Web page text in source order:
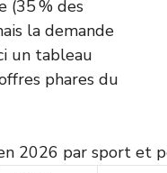
(35 % des
la demande
un tableau
phares du
2026 par sport et